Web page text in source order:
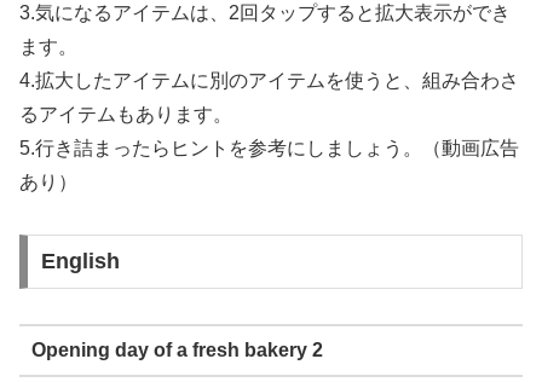
3.気になるアイテムは、2回タップすると拡大表示ができ
ます。
4.拡大したアイテムに別のアイテムを使うと、組み合わさ
るアイテムもあります。
5.行き詰まったらヒントを参考にしましょう。（動画広告
あり）
English
Opening day of a fresh bakery 2